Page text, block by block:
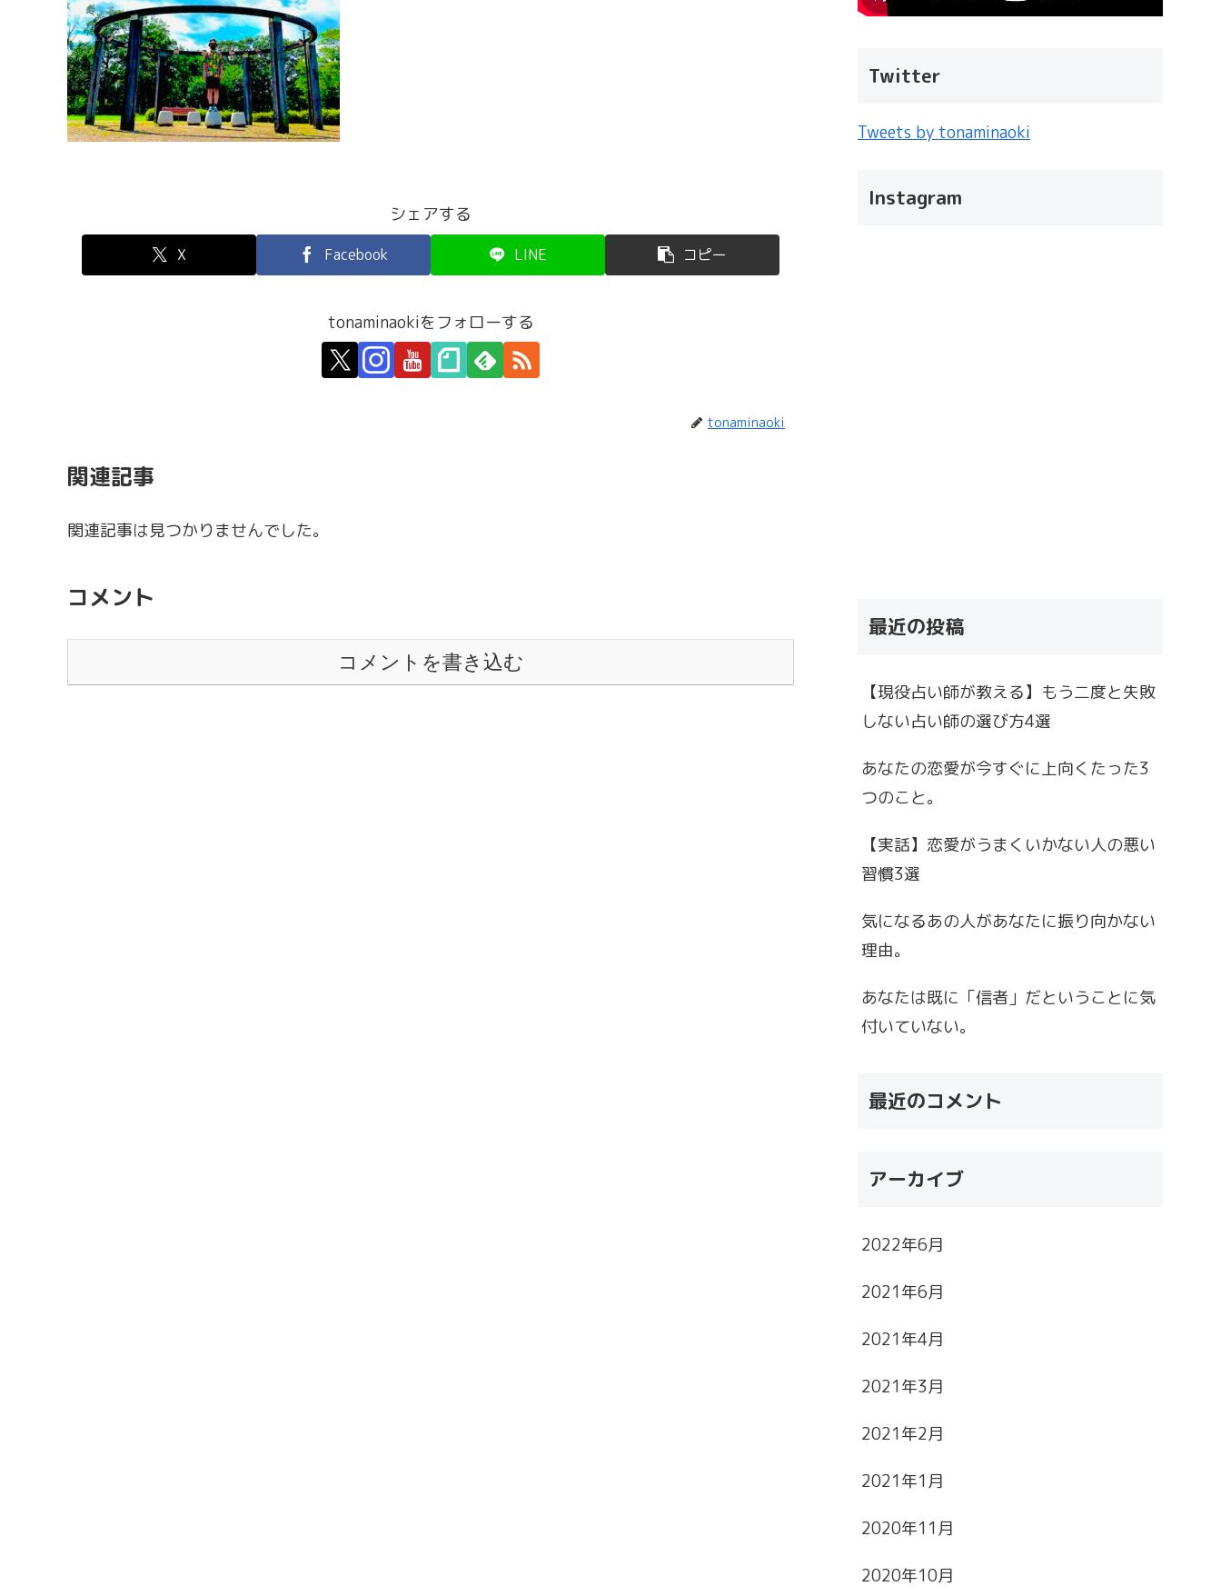
シェアする
X Facebook LINE コピー
tonaminaokiをフォローする
tonaminaoki
関連記事
関連記事は見つかりませんでした。
コメント
コメントを書き込む
Twitter
Tweets by tonaminaoki
Instagram
最近の投稿
【現役占い師が教える】もう二度と失敗
しない占い師の選び方4選
あなたの恋愛が今すぐに上向くたった3
つのこと。
【実話】恋愛がうまくいかない人の悪い
習慣3選
気になるあの人があなたに振り向かない
理由。
あなたは既に「信者」だということに気
付いていない。
最近のコメント
アーカイブ
2022年6月
2021年6月
2021年4月
2021年3月
2021年2月
2021年1月
2020年11月
2020年10月